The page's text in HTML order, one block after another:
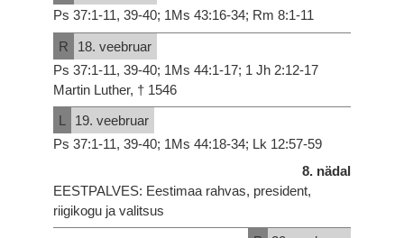
Ps 37:1-11, 39-40; 1Ms 43:16-34; Rm 8:1-11
R
18. veebruar
Ps 37:1-11, 39-40; 1Ms 44:1-17; 1 Jh 2:12-17
Martin Luther, † 1546
L
19. veebruar
Ps 37:1-11, 39-40; 1Ms 44:18-34; Lk 12:57-59
8. nädal
EESTPALVES: Eestimaa rahvas, president,
riigikogu ja valitsus